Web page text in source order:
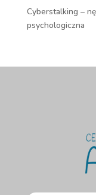
Cyberstalking –
psychologiczna